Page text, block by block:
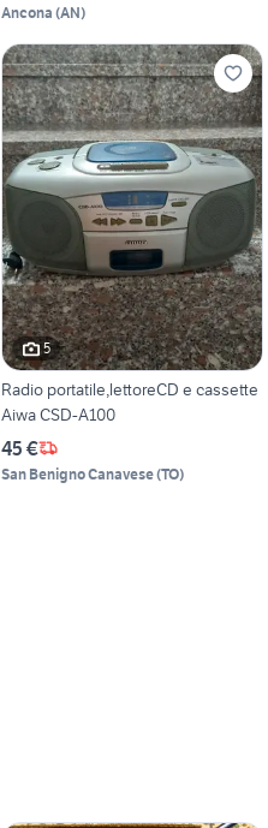
Ancona (AN)
5
Radio portatile,lettoreCD e cassette
Aiwa CSD-A100
45 €
San Benigno Canavese(TO)